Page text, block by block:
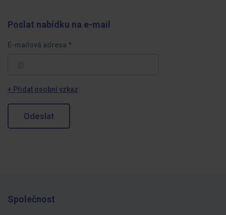
Poslat nabídku na e-mail
E-mailová adresa
+ Přidat osobní vzkaz
Odeslat
Společnost